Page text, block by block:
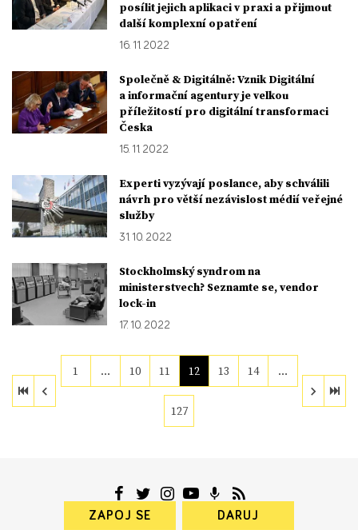
posílit jejich aplikaci v praxi a přijmout
další komplexní opatření
16. 11. 2022
Společně & Digitálně: Vznik Digitální
a informační agentury je velkou
příležitostí pro digitální transformaci
Česka
15. 11. 2022
Experti vyzývají poslance, aby schválili
návrh pro větší nezávislost médií veřejné
služby
31. 10. 2022
Stockholmský syndrom na
ministerstvech? Seznamte se, vendor
lock-in
17. 10. 2022
1 … 10 11 12 13 14 …
127
ZAPOJ SE DARUJ